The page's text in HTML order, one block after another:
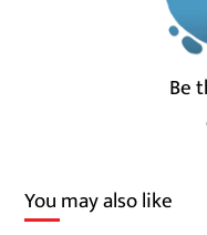
Be
You may also like